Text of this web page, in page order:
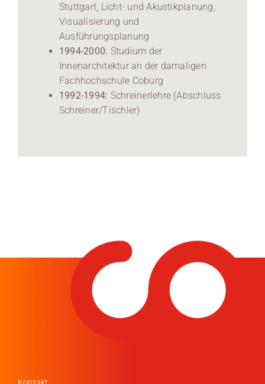
Stuttgart, Licht- und Akustikplanung,
Visualisierung und
Ausführungsplanung
1994-2000: Studium der
Innenarchitektur an der damaligen
Fachhochschule Coburg
1992-1994: Schreinerlehre (Abschluss
Schreiner/Tischler)